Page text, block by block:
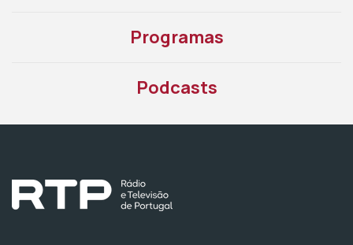
Programas
Podcasts